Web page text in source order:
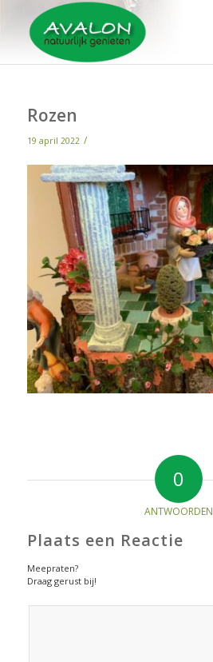
Rozen
19 april 2022 /
0
ANTWOORDEN
Plaats een Reactie
Meepraten?
Draag gerust bij!